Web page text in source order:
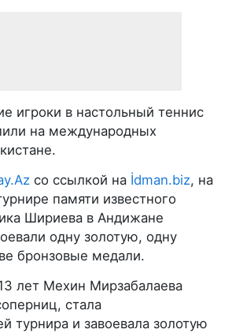
игроки в настольный теннис
на международных
со ссылкой на İdman.biz, на
памяти известного
Шириева в Андижане
одну золотую, одну
бронзовые медали.
лет Мехин Мирзабалаева
стала
турнира и завоевала золотую